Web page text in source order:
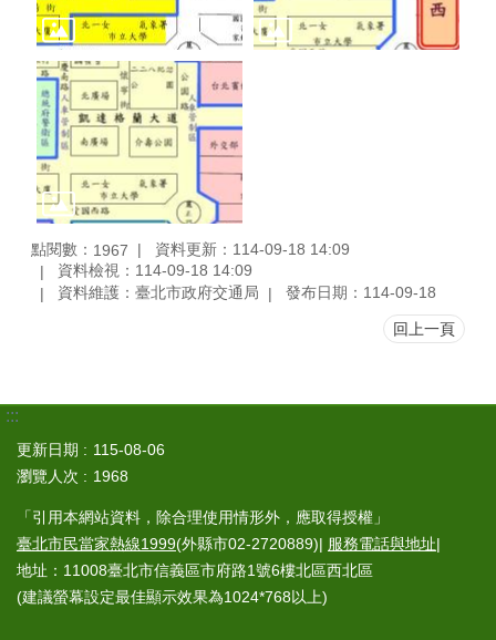
點閱數： 1967
資料更新：114-09-18 14:09
資料檢視：114-09-18 14:09
資料維護：臺北市政府交通局
發布日期：114-09-18
回上一頁
:::
更新日期
115-08-06
瀏覽人次
1968
「引用本網站資料，除合理使用情形外，應取得授權」
臺北市民當家熱線1999(外縣市02-2720889)| 服務電話與地址|
地址：11008臺北市信義區市府路1號6樓北區西北區
(建議螢幕設定最佳顯示效果為1024*768以上)